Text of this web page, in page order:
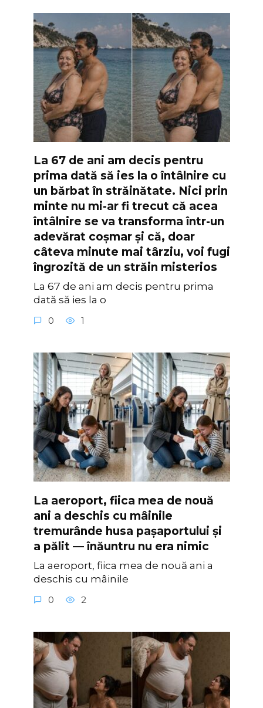
La 67 de ani am decis pentru
prima dată să ies la o întâlnire cu
un bărbat în străinătate. Nici prin
minte nu mi-ar fi trecut că acea
întâlnire se va transforma într-un
adevărat coșmar și că, doar
câteva minute mai târziu, voi fugi
îngrozită de un străin misterios
La 67 de ani am decis pentru prima
dată să ies la o
0 1
La aeroport, fiica mea de nouă
ani a deschis cu mâinile
tremurânde husa pașaportului și
a pălit — înăuntru nu era nimic
La aeroport, fiica mea de nouă ani a
deschis cu mâinile
0 2